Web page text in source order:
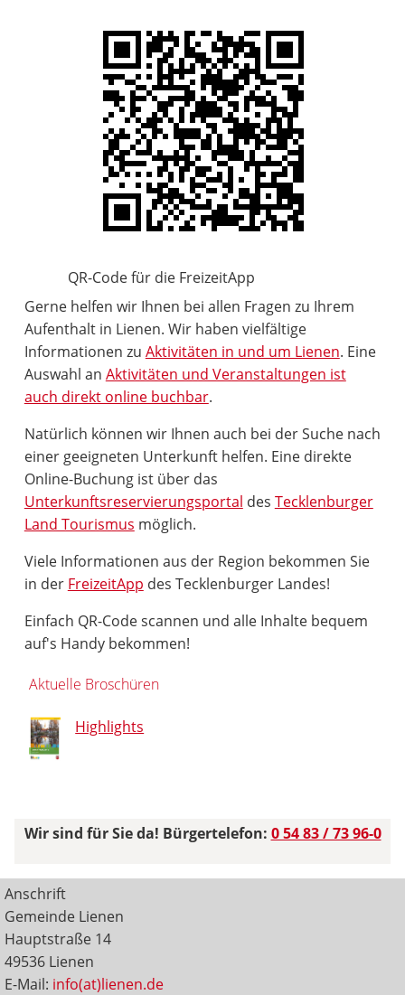
QR-Code für die FreizeitApp
Gerne helfen wir Ihnen bei allen Fragen zu Ihrem
Aufenthalt in Lienen. Wir haben vielfältige
Informationen zu Aktivitäten in und um Lienen. Eine
Auswahl an Aktivitäten und Veranstaltungen ist
auch direkt online buchbar.
Natürlich können wir Ihnen auch bei der Suche nach
einer geeigneten Unterkunft helfen. Eine direkte
Online-Buchung ist über das
Unterkunftsreservierungsportal des Tecklenburger
Land Tourismus möglich.
Viele Informationen aus der Region bekommen Sie
in der FreizeitApp des Tecklenburger Landes!
Einfach QR-Code scannen und alle Inhalte bequem
auf's Handy bekommen!
Aktuelle Broschüren
Highlights
Wir sind für Sie da! Bürgertelefon: 0 54 83 / 73 96-0
Anschrift
Gemeinde Lienen
Hauptstraße 14
49536 Lienen
E-Mail: info(at)lienen.de